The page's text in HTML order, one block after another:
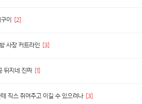
이 [2]
사장 커트라인 [3]
뒤지네 진짜 [1]
직스 쥐여주고 이길 수 있으려나 [3]